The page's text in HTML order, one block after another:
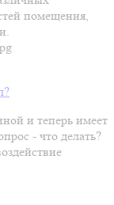
помещения,
и теперь имеет
- что делать?